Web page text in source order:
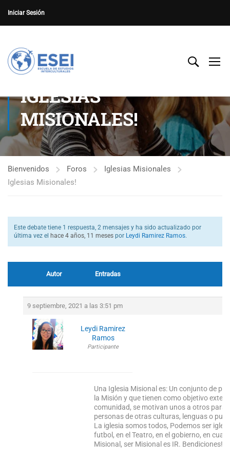
Iniciar Sesión
IGLESIAS
MISIONALES!
Bienvenidos Foros
Iglesias Misionales
Iglesias Misionales!
Este debate tiene 1 respuesta, 2 mensajes y ha sido actualizado por
última vez el hace 4 años, 11 meses por Leydi Ramirez Ramos.
Autor Entradas
9 septiembre, 2021 a las 3:51 pm
Leydi Ramirez
Ramos
Participante
Una Iglesia Misional es: Un conjunto de
la Misión y que tienen como objetivo
comunidad, se motivan unos a otros para
personas de otras culturas, lenguas o
La iglesia somos todos, Podemos ser
futbol, en el Teatro, en el gobierno, en
Misional, ser Misional es IR. Bendiciones!!